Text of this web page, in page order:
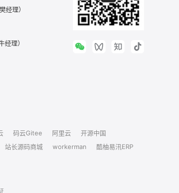
经理）
经理）
码云Gitee 阿里云
开源中国
站长源码商城 workerman
酷柚易汛ERP